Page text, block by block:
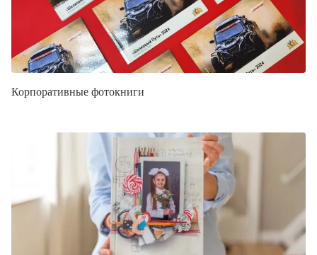
Корпоративные фотокниги